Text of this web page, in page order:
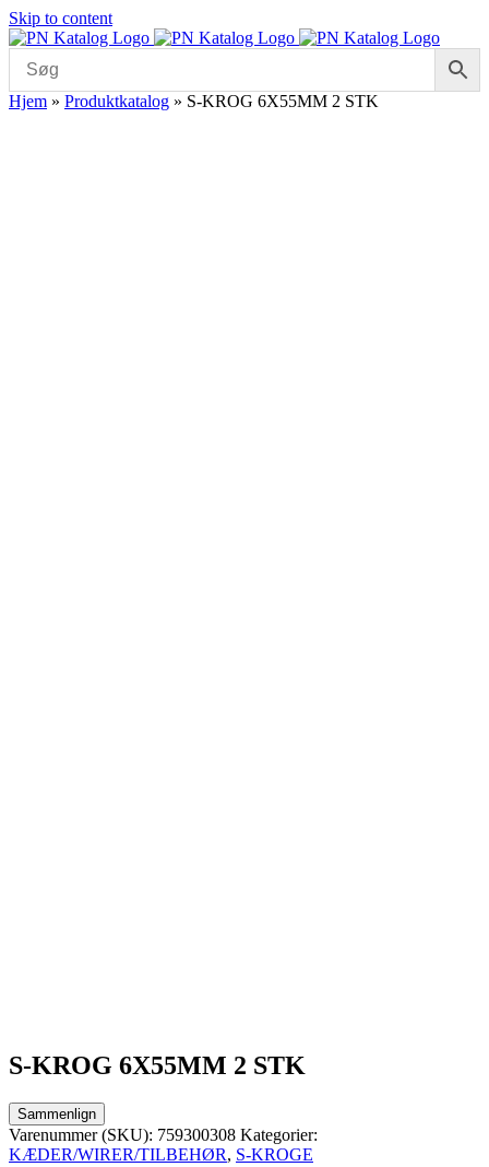
Skip to content
Hjem » Produktkatalog » S-KROG 6X55MM 2 STK
S-KROG 6X55MM 2 STK
Sammenlign
Varenummer (SKU): 759300308 Kategorier:
KÆDER/WIRER/TILBEHØR, S-KROGE